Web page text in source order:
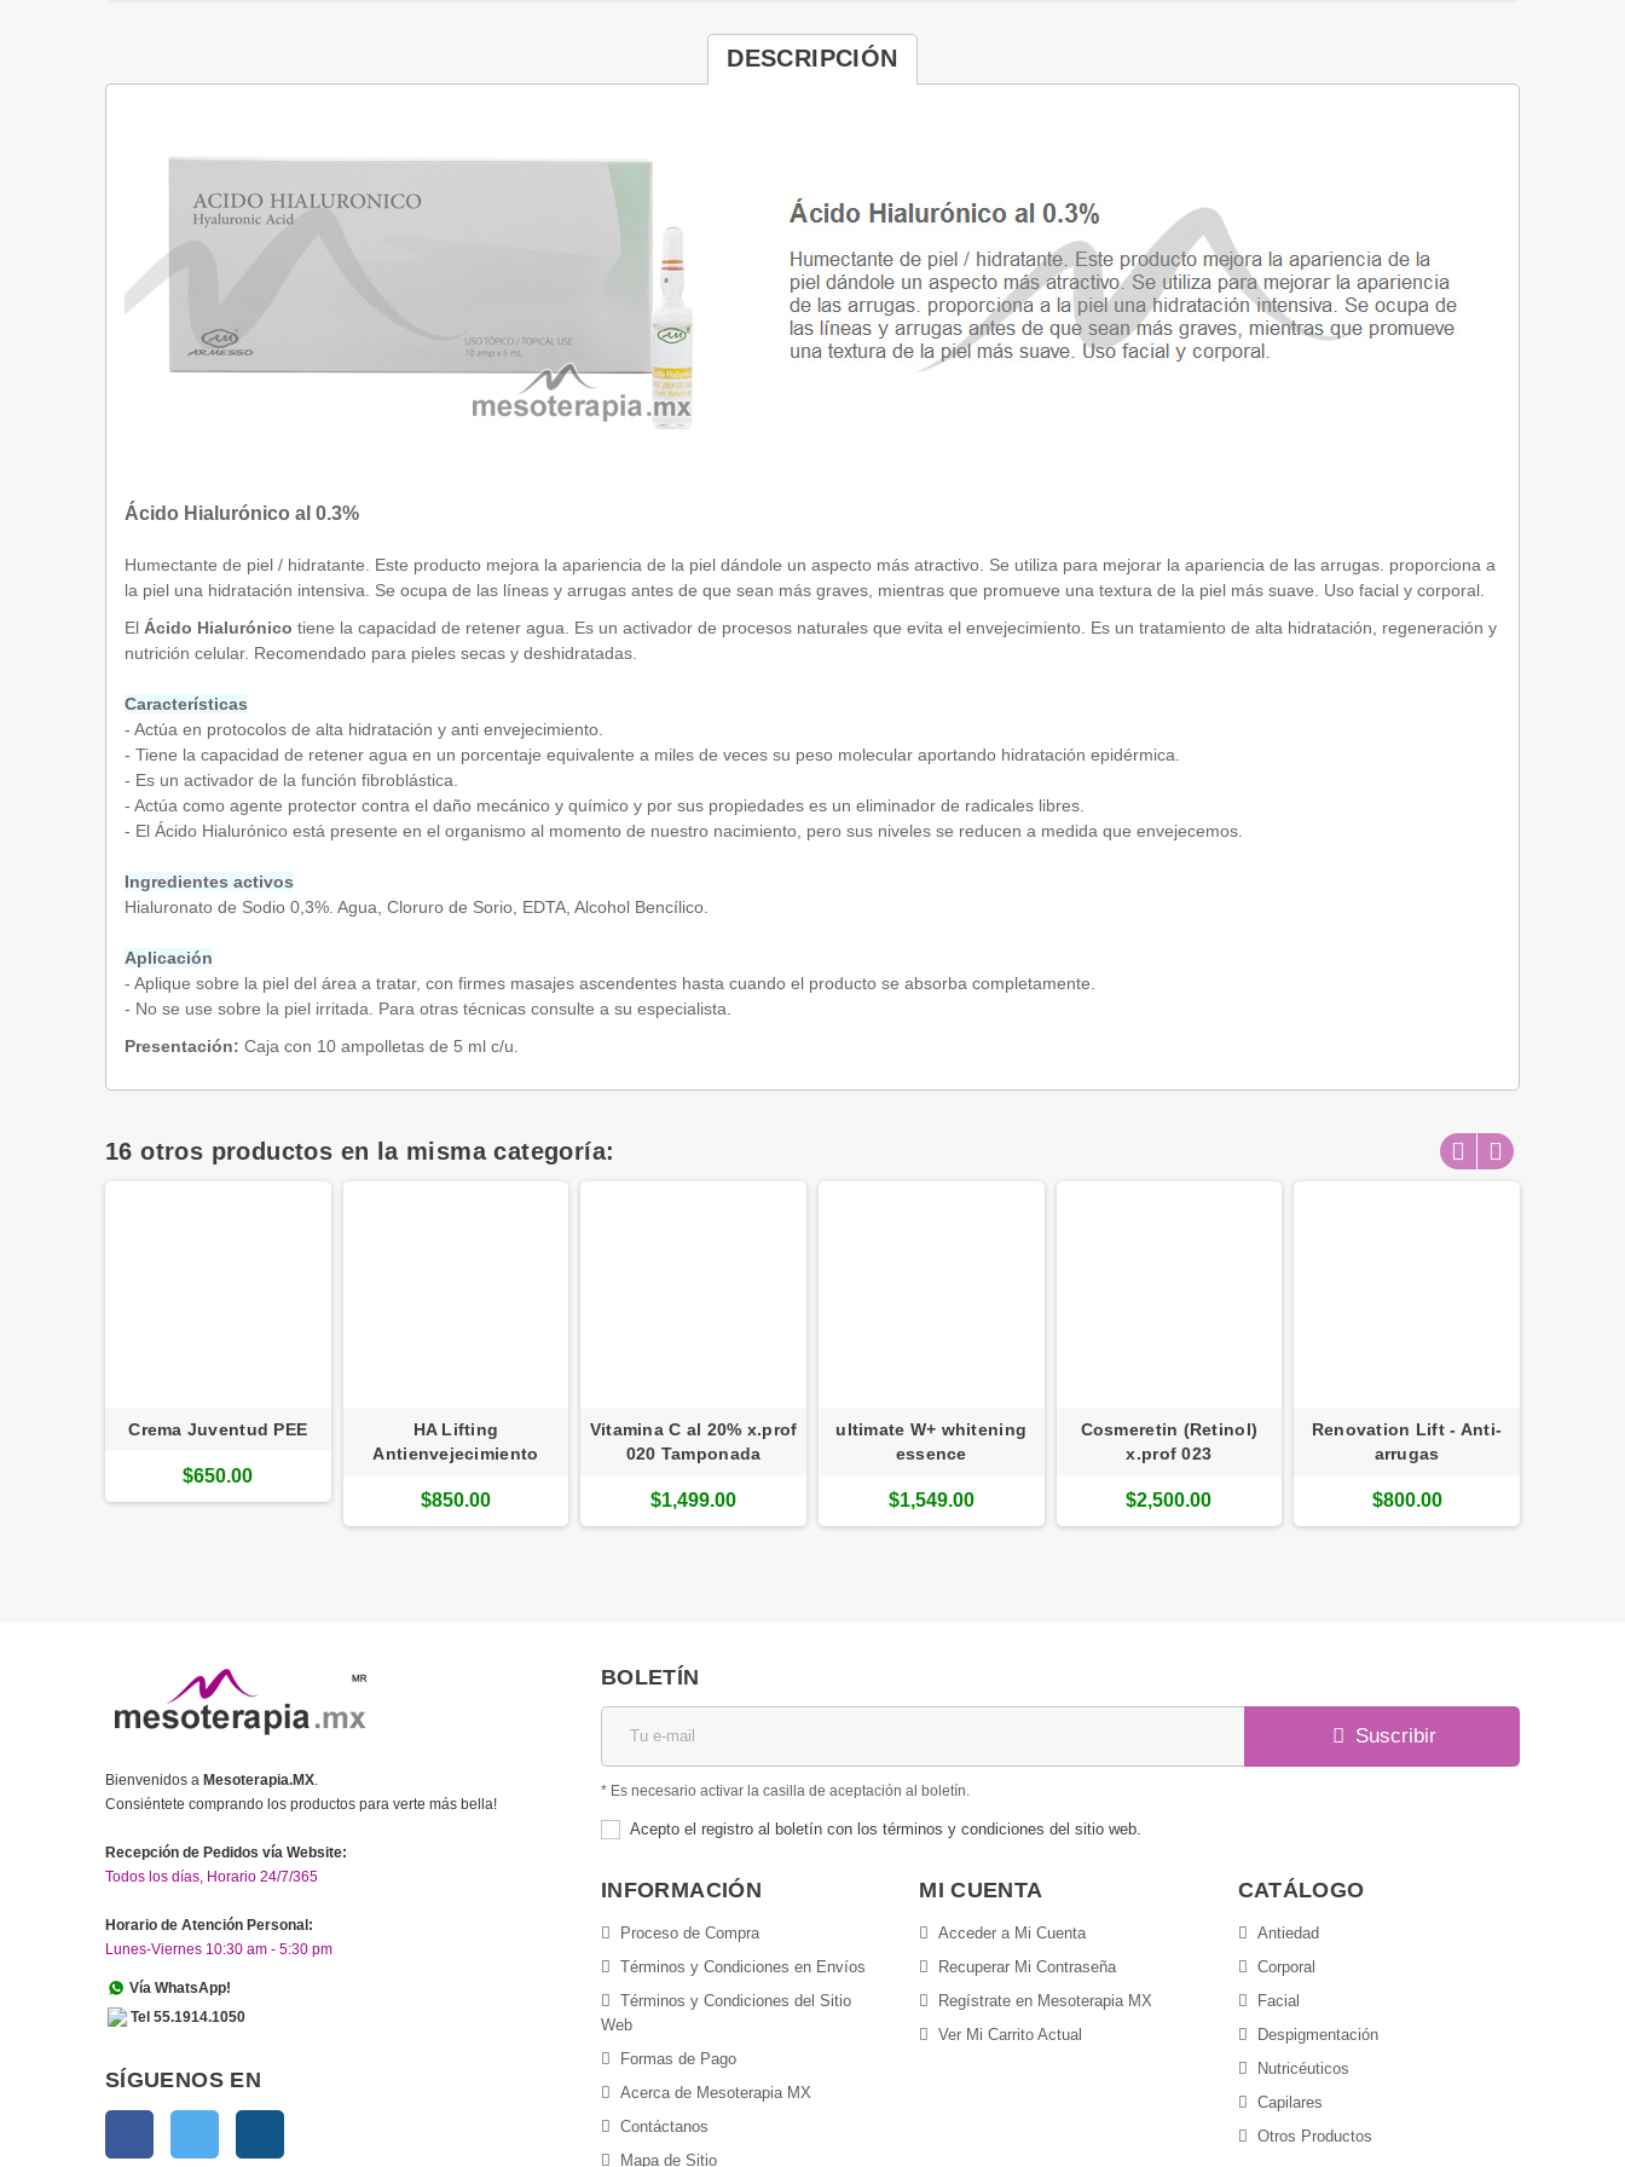
DESCRIPCIÓN
Ácido Hialurónico al 0.3%
Humectante de piel / hidratante. Este producto mejora la apariencia de la piel dándole un aspecto más atractivo. Se utiliza para mejorar la apariencia de las arrugas. proporciona a
la piel una hidratación intensiva. Se ocupa de las líneas y arrugas antes de que sean más graves, mientras que promueve una textura de la piel más suave. Uso facial y corporal.
El Ácido Hialurónico tiene la capacidad de retener agua. Es un activador de procesos naturales que evita el envejecimiento. Es un tratamiento de alta hidratación, regeneración y
nutrición celular. Recomendado para pieles secas y deshidratadas.
Características
- Actúa en protocolos de alta hidratación y anti envejecimiento.
- Tiene la capacidad de retener agua en un porcentaje equivalente a miles de veces su peso molecular aportando hidratación epidérmica.
- Es un activador de la función fibroblástica.
- Actúa como agente protector contra el daño mecánico y químico y por sus propiedades es un eliminador de radicales libres.
- El Ácido Hialurónico está presente en el organismo al momento de nuestro nacimiento, pero sus niveles se reducen a medida que envejecemos.
Ingredientes activos
Hialuronato de Sodio 0,3%. Agua, Cloruro de Sorio, EDTA, Alcohol Bencílico.
Aplicación
- Aplique sobre la piel del área a tratar, con firmes masajes ascendentes hasta cuando el producto se absorba completamente.
- No se use sobre la piel irritada. Para otras técnicas consulte a su especialista.
Presentación: Caja con 10 ampolletas de 5 ml c/u.
16 otros productos en la misma categoría:
Crema Juventud PEE
$650.00
HA Lifting
Antienvejecimiento
$850.00
Vitamina C al 20% x.prof
020 Tamponada
$1,499.00
ultimate W+ whitening
essence
$1,549.00
Cosmeretin (Retinol)
x.prof 023
$2,500.00
Renovation Lift - Anti-
arrugas
$800.00
Bienvenidos a Mesoterapia.MX
Consiéntete comprando los productos para verte más bella!
Recepción de Pedidos vía Website:
Todos los días, Horario 24/7/365
Horario de Atención Personal:
Lunes-Viernes 10:30 am - 5:30 pm
Vía WhatsApp!
Tel 55.1914.1050
SÍGUENOS EN
Facebook Twitter
BOLETÍN
Suscribir
* Es necesario activar la casilla de aceptación al boletín.
Acepto el registro al boletín con los términos y condiciones del sitio web.
INFORMACIÓN
Proceso de Compra
Términos y Condiciones en Envíos
Términos y Condiciones del Sitio
Web
Formas de Pago
Acerca de Mesoterapia MX
Contáctanos
Mapa de Sitio
MI CUENTA
Acceder a Mi Cuenta
Recuperar Mi Contraseña
Regístrate en Mesoterapia MX
Ver Mi Carrito Actual
CATÁLOGO
Antiedad
Corporal
Facial
Despigmentación
Nutricéuticos
Capilares
Otros Productos